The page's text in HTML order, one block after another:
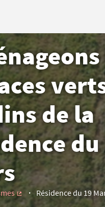
de la
du
(External link)
Résidence du 19